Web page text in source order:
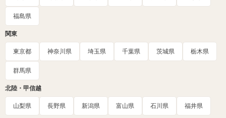
福島県
関東
東京都 神奈川県 埼玉県 千葉県 茨城県 栃木県
群馬県
北陸・甲信越
山梨県 長野県 新潟県 富山県 石川県 福井県